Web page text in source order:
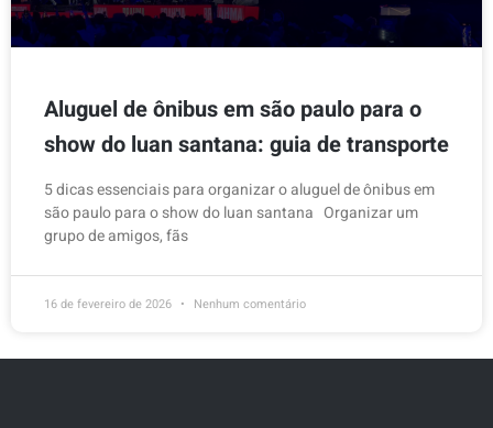
Aluguel de ônibus em são paulo para o
show do luan santana: guia de transporte
5 dicas essenciais para organizar o aluguel de ônibus em
são paulo para o show do luan santana Organizar um
grupo de amigos, fãs
16 de fevereiro de 2026 Nenhum comentário